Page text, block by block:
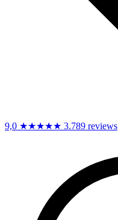
9,0 ★★★★★ 3.789 reviews